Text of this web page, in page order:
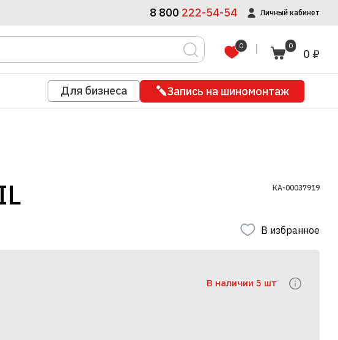
8 800 222-54-54 Личный кабинет
0 0
0 ₽
Для бизнеса Запись на шиномонтаж
КА-00037919
В избранное
В наличии 5 шт